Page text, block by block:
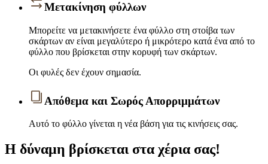
Μετακίνηση φύλλων
Μπορείτε να μετακινήσετε ένα φύλλο στη στοίβα των
σκάρτων αν είναι μεγαλύτερο ή μικρότερο κατά ένα από το
φύλλο που βρίσκεται στην κορυφή των σκάρτων.
Οι φυλές δεν έχουν σημασία.
Απόθεμα και Σωρός Απορριμμάτων
Αυτό το φύλλο γίνεται η νέα βάση για τις κινήσεις σας.
Η δύναμη βρίσκεται στα χέρια σας!